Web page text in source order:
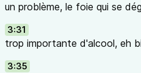
un problème, le foie qui se
3:31
trop importante d'alcool, eh
3:35